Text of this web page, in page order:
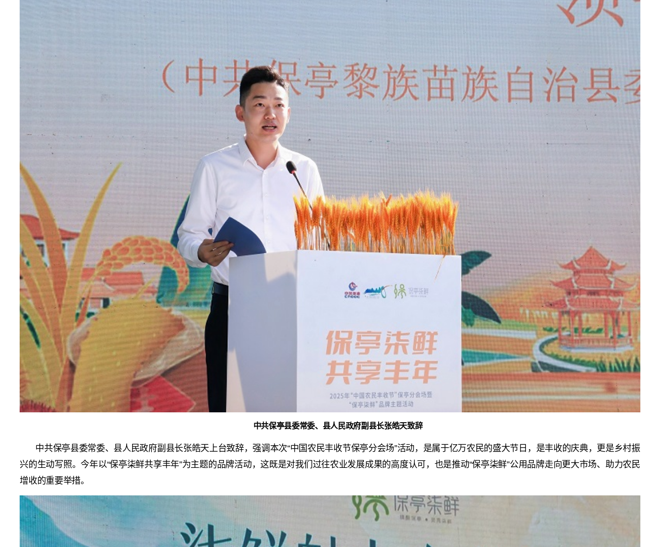
中共保亭县委常委、县人民政府副县长张皓天致辞
中共保亭县委常委、县人民政府副县长张皓天上台致辞，强调本次“中国农民丰收节保亭分会场”活动，是属于亿万农民的盛大节日，是丰收的庆典，更是乡村振
兴的生动写照。今年以“保亭柒鲜共享丰年”为主题的品牌活动，这既是对我们过往农业发展成果的高度认可，也是推动“保亭柒鲜”公用品牌走向更大市场、助力农民
增收的重要举措。